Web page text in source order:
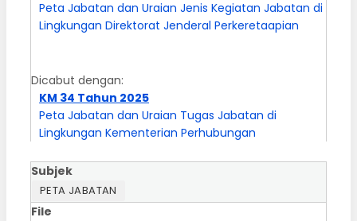
Peta Jabatan dan Uraian Jenis Kegiatan Jabatan di
Lingkungan Direktorat Jenderal Perkeretaapian
Dicabut dengan:
KM 34 Tahun 2025
Peta Jabatan dan Uraian Tugas Jabatan di
Lingkungan Kementerian Perhubungan
Subjek
PETA JABATAN
File